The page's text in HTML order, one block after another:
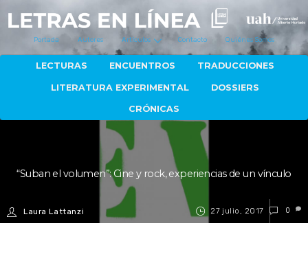
Portada Autores Artículos Contacto Quiénes Somos
LECTURAS ENCUENTROS TRADUCCIONES
LITERATURA EXPERIMENTAL DOSSIERS
CRÓNICAS
27 julio, 2017
“Suban el volumen”: Cine y rock, experiencias de un vínculo
Laura Lattanzi 0